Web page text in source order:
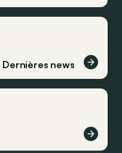
Dernières news